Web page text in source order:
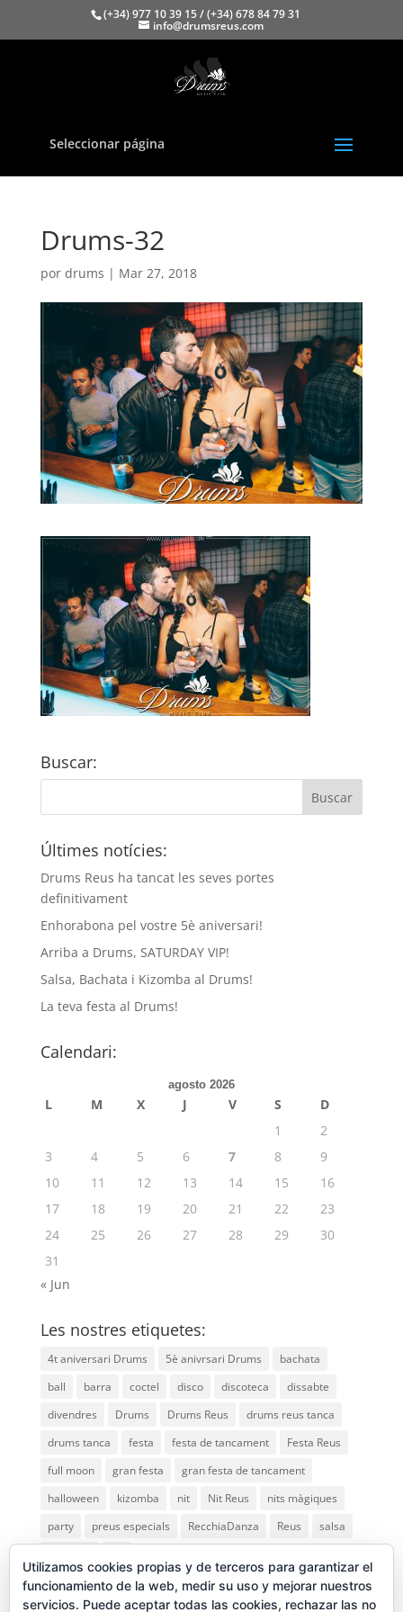
(+34) 977 10 39 15 / (+34) 678 84 79 31
info@drumsreus.com
Seleccionar página
Drums-32
por drums | Mar 27, 2018
Buscar:
Últimes notícies:
Drums Reus ha tancat les seves portes
definitivament
Enhorabona pel vostre 5è aniversari!
Arriba a Drums, SATURDAY VIP!
Salsa, Bachata i Kizomba al Drums!
La teva festa al Drums!
Calendari:
agosto 2026
L M X J V S
D
1
2
3
4 5 6 7 8
9
10
11 12 13 14 15
16
17
18 19 20 21 22
23
24
25 26 27 28 29
30
31
« Jun
Les nostres etiquetes:
4t aniversari Drums 5è anivrsari Drums
bachata
ball
barra coctel disco discoteca
dissabte
divendres
Drums Drums Reus
drums reus tanca
drums tanca
festa festa de tancament
Festa Reus
full moon
gran festa
gran festa de tancament
halloween
kizomba nit Nit Reus
nits màgiques
party
preus especials RecchiaDanza Reus
salsa
Utilizamos cookies propias y de terceros para garantizar el
funcionamiento de la web, medir su uso y mejorar nuestros
servicios. Puede aceptar todas las cookies, rechazar las no